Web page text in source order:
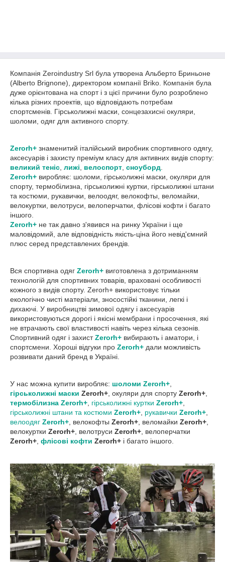
Компанія Zeroindustry Srl була утворена Альберто Бриньоне
(Alberto Brignone), директором компанії Briko. Компанія була
дуже орієнтована на спорт і з цієї причини було розроблено
кілька різних проектів, що відповідають потребам
спортсменів. Гірськолижні маски, сонцезахисні окуляри,
шоломи, одяг для активного спорту.
Zerorh+ знаменитий італійський виробник спортивного одягу,
аксесуарів і захисту преміум класу для активних видів спорту:
великий теніс лижі велоспорт сноуборд
Zerorh+ виробляє: шоломи, гірськолижні маски, окуляри для
спорту, термобілизна, гірськолижні куртки, гірськолижні штани
та костюми, рукавички, велоодяг, велокофты, веломайки,
велокуртки, велотруси, велоперчатки, флісові кофти і багато
іншого.
Zerorh+ не так давно з'явився на ринку України і ще
маловідомий, але відповідність якість-ціна його невід'ємний
плюс серед представлених брендів.
Вся спортивна одяг Zerorh+ виготовлена з дотриманням
технологій для спортивних товарів, враховані особливості
кожного з видів спорту. Zerorh+ використовує тільки
екологічно чисті матеріали, зносостійкі тканини, легкі і
дихаючі. У виробництві зимової одягу і аксесуарів
використовуються дорогі і якісні мембрани і просочення, які
не втрачають свої властивості навіть через кілька сезонів.
Спортивний одяг і захистZerorh+ вибирають і аматори, і
спортсмени. Хороші відгуки про Zerorh+ дали можливість
розвивати даний бренд в Україні.
У нас можна купити виробляє: шоломи Zerorh+
гірськолижні маски Zerorh+ , окуляри для спорту Zerorh+
термобілизна Zerorh+ гірськолижні куртки Zerorh+
гірськолижні штани та костюми Zerorh+ рукавички Zerorh+
велоодяг Zerorh+ , велокофты Zerorh+ , веломайки Zerorh+
велокуртки Zerorh+ , велотруси Zerorh+ , велоперчатки
Zerorh+ флісові кофти Zerorh+ і багато іншого.